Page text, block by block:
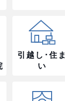
引越し･住ま
い